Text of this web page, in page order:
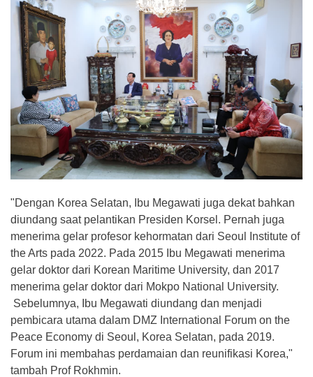
"Dengan Korea Selatan, Ibu Megawati juga dekat bahkan
diundang saat pelantikan Presiden Korsel. Pernah juga
menerima gelar profesor kehormatan dari Seoul Institute of
the Arts pada 2022. Pada 2015 Ibu Megawati menerima
gelar doktor dari Korean Maritime University, dan 2017
menerima gelar doktor dari Mokpo National University.
Sebelumnya, Ibu Megawati diundang dan menjadi
pembicara utama dalam DMZ International Forum on the
Peace Economy di Seoul, Korea Selatan, pada 2019.
Forum ini membahas perdamaian dan reunifikasi Korea,"
tambah Prof Rokhmin.